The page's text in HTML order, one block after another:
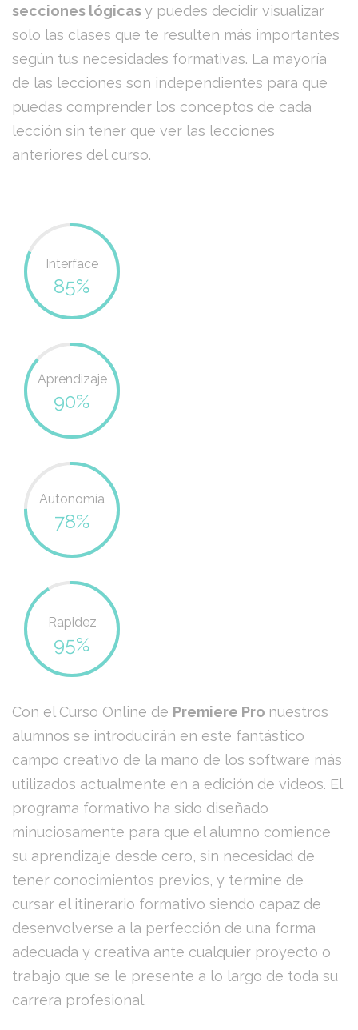
secciones lógicasy puedes decidir visualizar
solo las clases que te resulten más importantes
según tus necesidades formativas. La mayoría
de las lecciones son independientes para que
puedas comprender los conceptos de cada
lección sin tener que ver las lecciones
anteriores del curso.
Interface
85%
Aprendizaje
90%
Autonomía
78%
Rapidez
95%
Con el Curso Online de Premiere Pro nuestros
alumnos se introducirán en este fantástico
campo creativo de la mano de los software más
utilizados actualmente en a edición de videos. El
programa formativo ha sido diseñado
minuciosamente para que el alumno comience
su aprendizaje desde cero, sin necesidad de
tener conocimientos previos, y termine de
cursar el itinerario formativo siendo capaz de
desenvolverse a la perfección de una forma
adecuada y creativa ante cualquier proyecto o
trabajo que se le presente a lo largo de toda su
carrera profesional.